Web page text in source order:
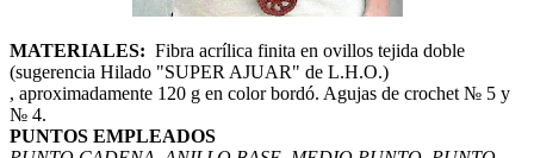
MATERIALES: Fibra acrílica finita en ovillos tejida doble
(sugerencia Hilado "SUPER AJUAR" de L.H.O.)
, aproximadamente 120 g en color bordó. Agujas de crochet № 5 y
№ 4.
PUNTOS EMPLEADOS